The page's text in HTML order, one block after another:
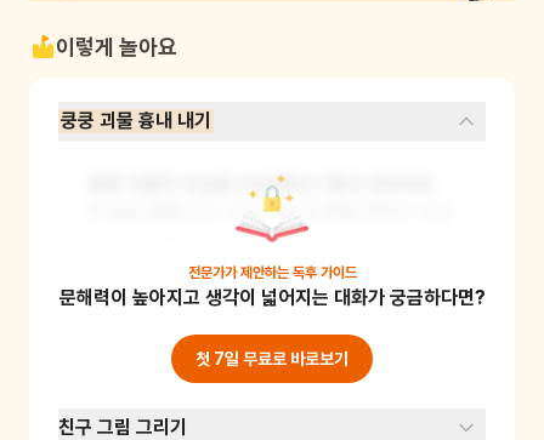
이렇게 놀아요
쿵쿵 괴물 흉내 내기
쿵쿵 괴물의 모습을 상상해보고 흉내 내보아요.
큰 발로 쿵쿵 걷는 모습, 커다란 팔을 휘젓는 모습
등을 표현해보세요. 이를 통해 상상력과 신체 표
현력을 기를 수 있어요. 준비물: 없음
전문가가 제안하는 독후 가이드
문해력이 높아지고 생각이 넓어지는 대화가 궁금하다면?
첫 7일 무료로 바로보기
친구 그림 그리기